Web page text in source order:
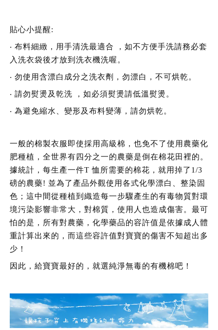
貼心小提醒:
‧ 布料細緻，用手清洗最適合 ，如不方便手洗請務必套
入洗衣袋後才放到洗衣機洗喔。
‧ 勿使用含漂白成分之洗衣劑，勿漂白，不可烘乾。
‧ 請勿熨燙及乾洗 ，如必須熨燙請低溫熨燙。
‧ 為避免縮水、變形及布料變薄，請勿烘乾。
一般的棉製衣服即使採用高級棉，也免不了使用農藥化
肥種植，全世界有四分之一的農藥是倒在棉花田裡的。
據統計，每生產一件T 恤所需要的棉花，就用掉了1/3
磅的農藥! 並為了產品外觀使用各式化學漂白、整染固
色；這中間從種植到織造每一步驟產生的有毒物質對環
境污染影響非常大，對棉質，使用人也造成傷害。最可
怕的是，所有對農藥，化學藥品的容許值是依據成人體
重計算出來的，而這些容許值對寶寶的傷害不知超出多
少！
因此，給寶寶最好的，就選純淨無毒的有機棉吧！